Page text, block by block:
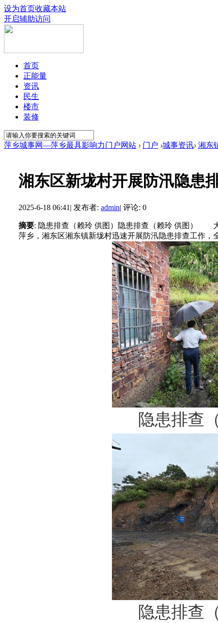
设为首页收藏本站
开启辅助访问
首页
正能量
资讯
民生
楼市
装修
萍乡城事网—萍乡最具影响力门户网站 › 门户 ›城事资讯› 湘东
湘东区新垅村开展防汛隐患
2025-6-18 06:41 | 发布者: admin| 评论: 0
摘要: 隐患排查（赖玲 供图）隐患排查（赖玲 供图）
萍乡，湘东区湘东镇新垅村迅速开展防汛隐患排查工作
隐患排查
隐患排查